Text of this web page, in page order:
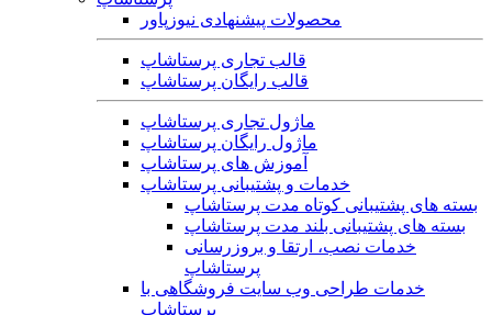
محصولات پیشنهادی نیوزپاور
قالب تجاری پرستاشاپ
قالب رایگان پرستاشاپ
ماژول تجاری پرستاشاپ
ماژول رایگان پرستاشاپ
آموزش های پرستاشاپ
خدمات و پشتیبانی پرستاشاپ
بسته های پشتیبانی کوتاه مدت پرستاشاپ
بسته های پشتیبانی بلند مدت پرستاشاپ
خدمات نصب، ارتقا و بروزرسانی
پرستاشاپ
خدمات طراحی وب سایت فروشگاهی با
پرستاشاپ